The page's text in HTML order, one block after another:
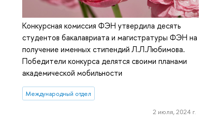
Конкурсная комиссия ФЭН утвердила десять
студентов бакалавриата и магистратуры ФЭН на
получение именных стипендий Л.Л.Любимова.
Победители конкурса делятся своими планами
академической мобильности
Международный отдел
2 июля, 2024 г.